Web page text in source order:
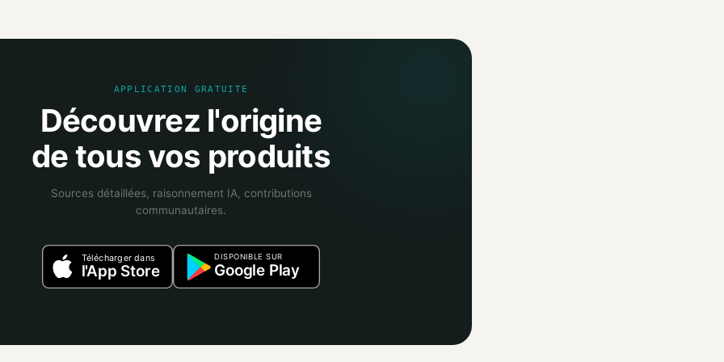
APPLICATION GRATUITE
Découvrez l'origine
de tous vos produits
Sources détaillées, raisonnement IA, contributions
communautaires.
Télécharger dans
l'App Store
DISPONIBLE SUR
Google Play